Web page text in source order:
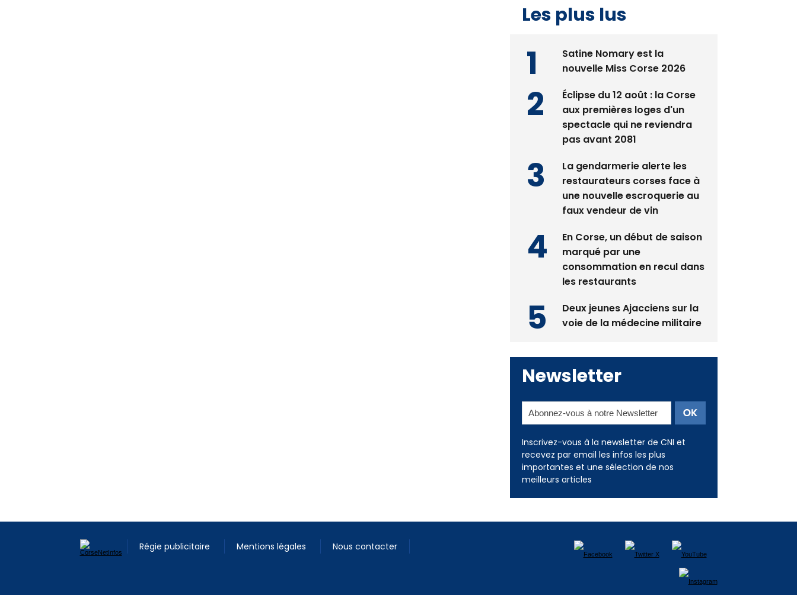
nouvelle Miss Corse 2026
Éclipse du 12 août : la Corse
aux premières loges d'un
pas avant 2081
La gendarmerie alerte les
restaurateurs corses face à
faux vendeur de vin
En Corse, un début de saison
marqué par une
les restaurants
Newsletter
Inscrivez-vous à la newsletter de CNI et
recevez par email les infos les plus